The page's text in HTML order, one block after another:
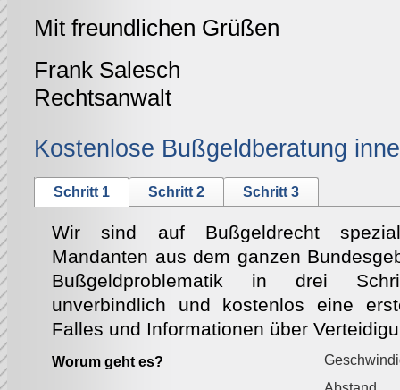
Mit freundlichen Grüßen
Frank Salesch
Rechtsanwalt
Kostenlose Bußgeldberatung
Schritt 1 Schritt 2 Schritt 3
Wir sind auf Bußgeldrecht
Mandanten aus dem ganzen
Bußgeldproblematik in drei
unverbindlich und kostenlos eine
Falles und Informationen über
Worum geht es?